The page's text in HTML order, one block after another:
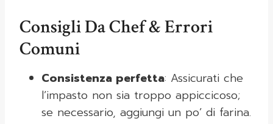
Consigli Da Chef & Errori
Comuni
Consistenza perfetta: Assicurati che
l’impasto non sia troppo appiccicoso;
se necessario, aggiungi un po’ di farina.